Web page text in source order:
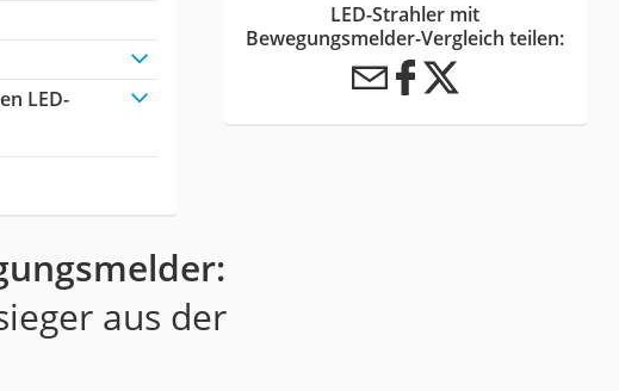
LED-
LED-Strahler mit
Bewegungsmelder-Vergleich teilen:
aus der